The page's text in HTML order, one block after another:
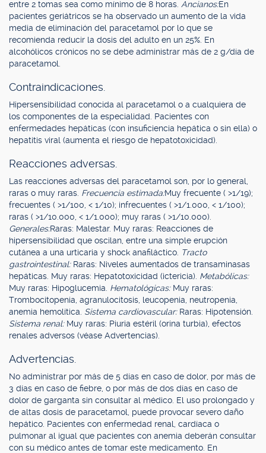
entre 2 tomas sea como mínimo de 8 horas. Ancianos:En
pacientes geriátricos se ha observado un aumento de la vida
media de eliminación del paracetamol por lo que se
recomienda reducir la dosis del adulto en un 25%. En
alcohólicos crónicos no se debe administrar más de 2 g/día de
paracetamol.
Contraindicaciones.
Hipersensibilidad conocida al paracetamol o a cualquiera de
los componentes de la especialidad. Pacientes con
enfermedades hepáticas (con insuficiencia hepática o sin ella) o
hepatitis viral (aumenta el riesgo de hepatotoxicidad).
Reacciones adversas.
Las reacciones adversas del paracetamol son, por lo general,
raras o muy raras. Frecuencia estimada:Muy frecuente ( >1/19);
frecuentes ( >1/100, < 1/10); infrecuentes ( >1/1.000, < 1/100);
raras ( >1/10.000, < 1/1.000); muy raras ( >1/10.000).
Generales:Raras: Malestar. Muy raras: Reacciones de
hipersensibilidad que oscilan, entre una simple erupción
cutánea a una urticaria y shock anafiláctico. Tracto
gastrointestinal: Raras: Niveles aumentados de transaminasas
hepáticas. Muy raras: Hepatotoxicidad (ictericia). Metabólicas:
Muy raras: Hipoglucemia. Hematológicas: Muy raras:
Trombocitopenia, agranulocitosis, leucopenia, neutropenia,
anemia hemolítica. Sistema cardiovascular: Raras: Hipotensión.
Sistema renal: Muy raras: Piuria estéril (orina turbia), efectos
renales adversos (véase Advertencias).
Advertencias.
No administrar por más de 5 días en caso de dolor, por más de
3 días en caso de fiebre, o por más de dos días en caso de
dolor de garganta sin consultar al médico. El uso prolongado y
de altas dosis de paracetamol, puede provocar severo daño
hepático. Pacientes con enfermedad renal, cardíaca o
pulmonar al igual que pacientes con anemia deberán consultar
con su médico antes de tomar este medicamento. En